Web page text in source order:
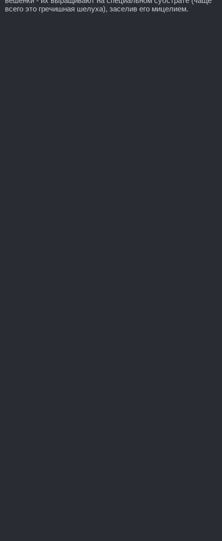
всего это гречишная шелуха), заселив его мицелием.